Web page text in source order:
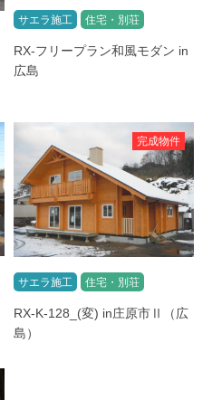
サエラ施工 住宅・別荘
RX-フリープラン和風モダン in
広島
完成物件
サエラ施工 住宅・別荘
RX-K-128_(変) in庄原市Ⅱ（広
島）